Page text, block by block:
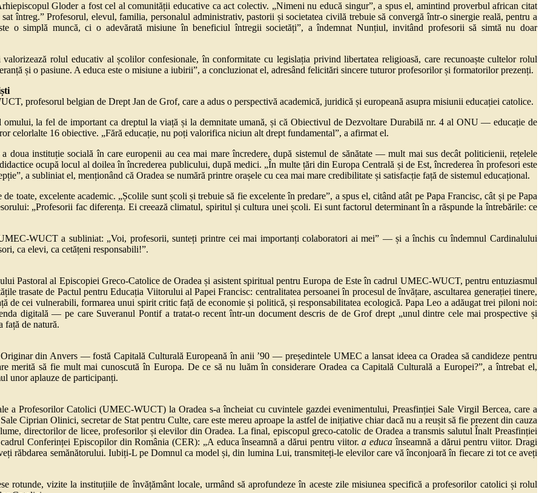
Gloder a fost cel al comunității educative ca act colectiv. „Nimeni nu educă singur”, a spus el, amintind proverbul african citat
întreg.” Profesorul, elevul, familia, personalul administrativ, pastorii și societatea civilă trebuie să convergă într-o sinergie reală, pentru a
o simplă muncă, ci o adevărată misiune în beneficiul întregii societăți”, a îndemnat Nunțiul, invitând profesorii să simtă nu doar
rolul educativ al școlilor confesionale, în conformitate cu legislația privind libertatea religioasă, care recunoaște cultelor rolul
și o pasiune. A educa este o misiune a iubirii”, a concluzionat el, adresând felicitări sincere tuturor profesorilor și formatorilor prezenți.
profesorul belgian de Drept Jan de Grof, care a adus o perspectivă academică, juridică și europeană asupra misiunii educației catolice.
la fel de important ca dreptul la viață și la demnitate umană, și că Obiectivul de Dezvoltare Durabilă nr. 4 al ONU — educație de
celorlalte 16 obiective. „Fără educație, nu poți valorifica niciun alt drept fundamental”, a afirmat el.
doua instituție socială în care europenii au cea mai mare încredere, după sistemul de sănătate — mult mai sus decât politicienii, rețelele
ocupă locul al doilea în încrederea publicului, după medici. „În multe țări din Europa Centrală și de Est, încrederea în profesori este
a subliniat el, menționând că Oradea se numără printre orașele cu cea mai mare credibilitate și satisfacție față de sistemul educațional.
toate, excelente academic. „Școlile sunt școli și trebuie să fie excelente în predare”, a spus el, citând atât pe Papa Francisc, cât și pe Papa
„Profesorii fac diferența. Ei creează climatul, spiritul și cultura unei școli. Ei sunt factorul determinant în a răspunde la întrebările: ce
WUCT a subliniat: „Voi, profesorii, sunteți printre cei mai importanți colaboratori ai mei” — și a închis cu îndemnul Cardinalului
ca elevi, ca cetățeni responsabili!”.
Pastoral al Episcopiei Greco-Catolice de Oradea și asistent spiritual pentru Europa de Este în cadrul UMEC-WUCT, pentru entuziasmul
trasate de Pactul pentru Educația Viitorului al Papei Francisc: centralitatea persoanei în procesul de învățare, ascultarea generației tinere,
de cei vulnerabili, formarea unui spirit critic față de economie și politică, și responsabilitatea ecologică. Papa Leo a adăugat trei piloni noi:
digitală — pe care Suveranul Pontif a tratat-o recent într-un document descris de de Grof drept „unul dintre cele mai prospective și
de natură.
din Anvers — fostă Capitală Culturală Europeană în anii ’90 — președintele UMEC a lansat ideea ca Oradea să candideze pentru
merită să fie mult mai cunoscută în Europa. De ce să nu luăm în considerare Oradea ca Capitală Culturală a Europei?”, a întrebat el,
unor aplauze de participanți.
a Profesorilor Catolici (UMEC-WUCT) la Oradea s-a încheiat cu cuvintele gazdei evenimentului, Preasfinției Sale Virgil Bercea, care a
Ciprian Olinici, secretar de Stat pentru Culte, care este mereu aproape la astfel de inițiative chiar dacă nu a reușit să fie prezent din cauza
directorilor de licee, profesorilor și elevilor din Oradea. La final, episcopul greco-catolic de Oradea a transmis salutul Înalt Preasfinției
Conferinței Episcopilor din România (CER): „A educa înseamnă a dărui pentru viitor. a educa înseamnă a dărui pentru viitor. Dragi
răbdarea semănătorului. Iubiți-L pe Domnul ca model și, din lumina Lui, transmiteți-le elevilor care vă înconjoară în fiecare zi tot ce aveți
rotunde, vizite la instituțiile de învățământ locale, urmând să aprofundeze în aceste zile misiunea specifică a profesorilor catolici și rolul